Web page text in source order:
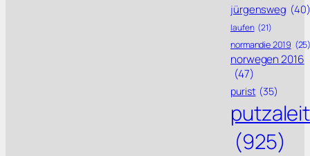
jürgensweg (40)
laufen (21)
normandie 2019
norwegen 2016
(47)
purist (35)
putzaleit
(925)